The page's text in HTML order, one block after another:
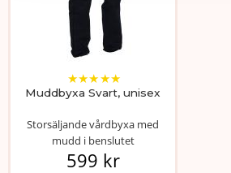
Muddbyxa Svart, unisex
★★★★★
Storsäljande vårdbyxa med
mudd i benslutet
599 kr